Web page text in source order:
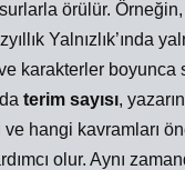
örülür.
Yalnızlık’ında
karakterler boyunca
terim sayısı,
ve hangi kavramları
olur. Aynı